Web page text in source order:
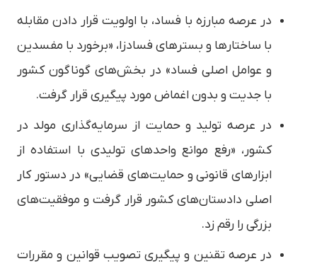
در عرصه مبارزه با فساد، با اولویت قرار دادن مقابله
با ساختارها و بسترهای فسادزا، «برخورد با مفسدین
و عوامل اصلی فساد» در بخش‌های گوناگون کشور
با جدیت و بدون اغماض مورد پیگیری قرار گرفت.
در عرصه تولید و حمایت از سرمایه‌گذاری مولد در
کشور، «رفع موانع واحدهای تولیدی با استفاده از
ابزارهای قانونی و حمایت‌های قضایی» در دستور کار
اصلی دادستان‌های کشور قرار گرفت و موفقیت‌های
بزرگی را رقم زد.
در عرصه تقنین و پیگیری تصویب قوانین و مقررات